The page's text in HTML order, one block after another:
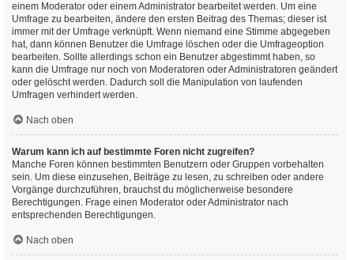
einem Moderator oder einem Administrator bearbeitet werden. Um eine
Umfrage zu bearbeiten, ändere den ersten Beitrag des Themas; dieser ist
immer mit der Umfrage verknüpft. Wenn niemand eine Stimme abgegeben
hat, dann können Benutzer die Umfrage löschen oder die Umfrageoption
bearbeiten. Sollte allerdings schon ein Benutzer abgestimmt haben, so
kann die Umfrage nur noch von Moderatoren oder Administratoren geändert
oder gelöscht werden. Dadurch soll die Manipulation von laufenden
Umfragen verhindert werden.
Nach oben
Warum kann ich auf bestimmte Foren nicht zugreifen?
Manche Foren können bestimmten Benutzern oder Gruppen vorbehalten
sein. Um diese einzusehen, Beiträge zu lesen, zu schreiben oder andere
Vorgänge durchzuführen, brauchst du möglicherweise besondere
Berechtigungen. Frage einen Moderator oder Administrator nach
entsprechenden Berechtigungen.
Nach oben